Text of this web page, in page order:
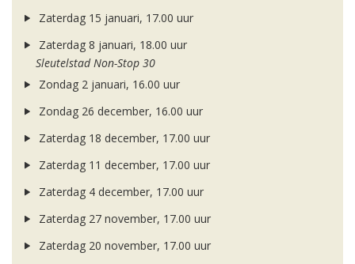
Zaterdag 15 januari, 17.00 uur
Zaterdag 8 januari, 18.00 uur
Sleutelstad Non-Stop 30
Zondag 2 januari, 16.00 uur
Zondag 26 december, 16.00 uur
Zaterdag 18 december, 17.00 uur
Zaterdag 11 december, 17.00 uur
Zaterdag 4 december, 17.00 uur
Zaterdag 27 november, 17.00 uur
Zaterdag 20 november, 17.00 uur